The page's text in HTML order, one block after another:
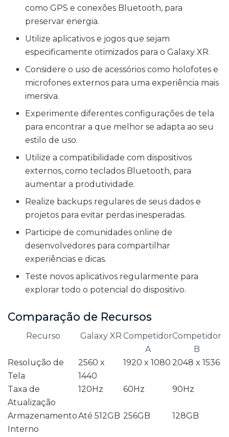
como GPS e conexões Bluetooth, para
preservar energia.
Utilize aplicativos e jogos que sejam
especificamente otimizados para o Galaxy XR.
Considere o uso de acessórios como holofotes e
microfones externos para uma experiência mais
imersiva.
Experimente diferentes configurações de tela
para encontrar a que melhor se adapta ao seu
estilo de uso.
Utilize a compatibilidade com dispositivos
externos, como teclados Bluetooth, para
aumentar a produtividade.
Realize backups regulares de seus dados e
projetos para evitar perdas inesperadas.
Participe de comunidades online de
desenvolvedores para compartilhar
experiências e dicas.
Teste novos aplicativos regularmente para
explorar todo o potencial do dispositivo.
Comparação de Recursos
Recurso Galaxy XR Competidor
A
Competidor
B
Resolução de
Tela
2560 x
1440
1920 x 1080 2048 x 1536
Taxa de
Atualização
120Hz 60Hz 90Hz
Armazenamento
Interno
Até 512GB 256GB 128GB